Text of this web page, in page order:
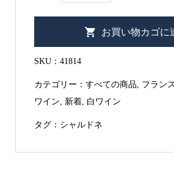
ト
イ
ッ
セ
イ
お買い物カゴに
SKU： 41814
カテゴリー： すべての商品 フランス
ワイン
新着, 白ワイン
タグ： シャルドネ